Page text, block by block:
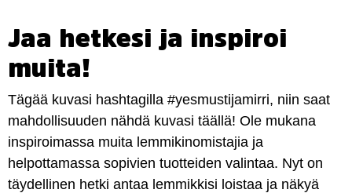
Jaa hetkesi ja inspiroi
muita!
Tägää kuvasi hashtagilla #yesmustijamirri, niin saat
mahdollisuuden nähdä kuvasi täällä! Ole mukana
inspiroimassa muita lemmikinomistajia ja
helpottamassa sopivien tuotteiden valintaa. Nyt on
täydellinen hetki antaa lemmikkisi loistaa ja näkyä